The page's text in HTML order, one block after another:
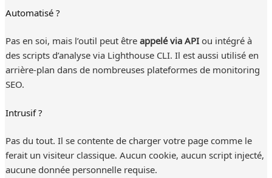
Automatisé ?
Pas en soi, mais l’outil peut êtreappelé via APIou intégré à
des scripts d’analyse via Lighthouse CLI. Il est aussi utilisé en
arrière-plan dans de nombreuses plateformes de monitoring
SEO.
Intrusif ?
Pas du tout. Il se contente de charger votre page comme le
ferait un visiteur classique. Aucun cookie, aucun script injecté,
aucune donnée personnelle requise.